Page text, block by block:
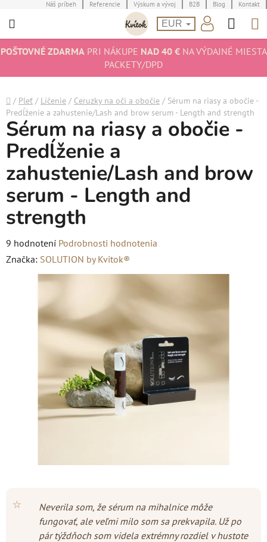
na
Náš príbeh Referencie Výskum a vývoj B2B Blog Kontakt
EUR
POŠTOVNÉ ZDARMAPRI NÁKUPE NAD 40 €NA VÝDAJNÉ MIESTA
PACKETY/DPD
Domov
/ Pleť / Líčenie / Ceruzky na oči a obočie / Sérum na riasy a obočie -
Predĺženie a zahustenie/Lash and brow serum - Length and strength
⭐
Neverila som, že sérum na mihalnice môže
fungovať, ale veľmi milo som sa prekvapila. Už po
pár týždňoch som videla extrémny rozdiel v hustote
Sérum na riasy a obočie -
Predĺženie a
zahustenie/Lash and brow
serum - Length and
strength
Priemerné
hodnotenie
produktu
9 hodnotení Podrobnosti hodnotenia
Značka: SOLUTION by Kvitok®